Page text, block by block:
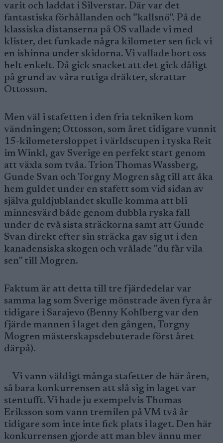
varit och laddat i Silverstar. Där var det
fantastiska förhållanden och ”kallsnö”. På de
klassiska distanserna på OS vallade vi med
klister, det funkade några kilometer sen fick vi
en ishinna under skidorna. Vi vallade bort oss
helt enkelt. Då gick snacket att det gick dåligt
på grund av våra rutiga dräkter, skrattar
Ottosson.
Men väl i stafetten i den fria tekniken kom
vändningen; Ottosson, som året tidigare vunnit
15-kilometersloppet i världscupen i tyska Reit
im Winkl, gav Sverige en perfekt start genom
att växla som tvåa. Trion Thomas Wassberg,
Gunde Svan och Torgny Mogren såg till att åka
hem guldet under en stafett som vid sidan av
själva guldjublandet skulle komma att bli
minnesvärd både genom dubbla ryska fall
under de två sista sträckorna samt att Gunde
Svan direkt efter sin sträcka gav sig ut i den
kanadensiska skogen och vrålade ”du får vila
sen” till Mogren.
Faktum är att detta till tre fjärdedelar var
samma lag som Sverige mönstrade även fyra år
tidigare i Sarajevo (Benny Kohlberg var den
fjärde mannen i laget den gången, Torgny
Mogren mästerskapsdebuterade först året
därpå).
— Vi vann väldigt många stafetter de här åren,
så bara konkurrensen att slå sig in laget var
stentufft. Vi hade ju exempelvis Thomas
Eriksson som vann tremilen på VM två år
tidigare som inte inte fick plats i laget. Den här
konkurrensen gjorde att man blev ännu mer